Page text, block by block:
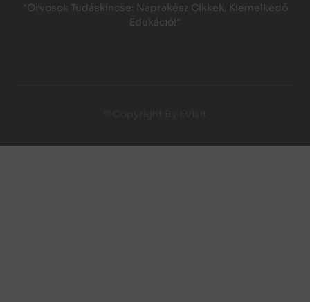
"Orvosok Tudáskincse: Naprakész Cikkek, Kiemelkedő
Edukáció!"